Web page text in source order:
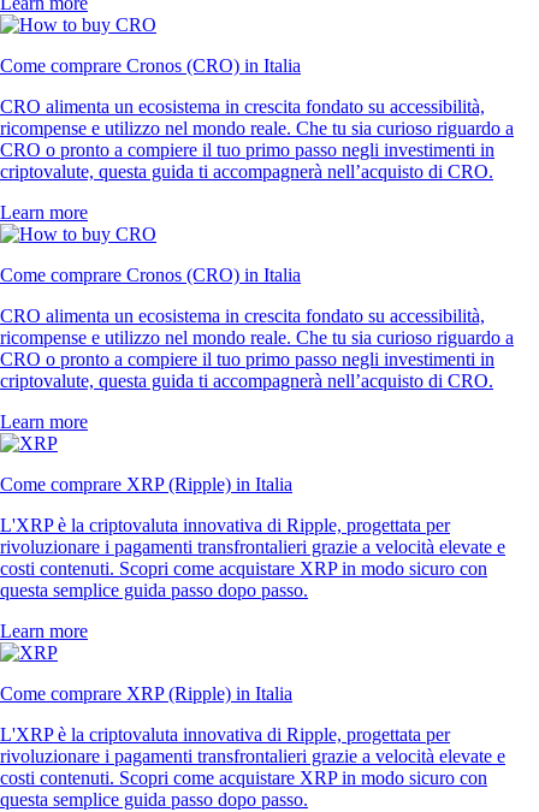
Come comprare Cronos (CRO) in Italia
CRO alimenta un ecosistema in crescita fondato su accessibilità,
ricompense e utilizzo nel mondo reale. Che tu sia curioso riguardo a
CRO o pronto a compiere il tuo primo passo negli investimenti in
criptovalute, questa guida ti accompagnerà nell’acquisto di CRO.
Learn more
Come comprare Cronos (CRO) in Italia
CRO alimenta un ecosistema in crescita fondato su accessibilità,
ricompense e utilizzo nel mondo reale. Che tu sia curioso riguardo a
CRO o pronto a compiere il tuo primo passo negli investimenti in
criptovalute, questa guida ti accompagnerà nell’acquisto di CRO.
Learn more
Come comprare XRP (Ripple) in Italia
L'XRP è la criptovaluta innovativa di Ripple, progettata per
rivoluzionare i pagamenti transfrontalieri grazie a velocità elevate e
costi contenuti. Scopri come acquistare XRP in modo sicuro con
questa semplice guida passo dopo passo.
Learn more
Come comprare XRP (Ripple) in Italia
L'XRP è la criptovaluta innovativa di Ripple, progettata per
rivoluzionare i pagamenti transfrontalieri grazie a velocità elevate e
costi contenuti. Scopri come acquistare XRP in modo sicuro con
questa semplice guida passo dopo passo.